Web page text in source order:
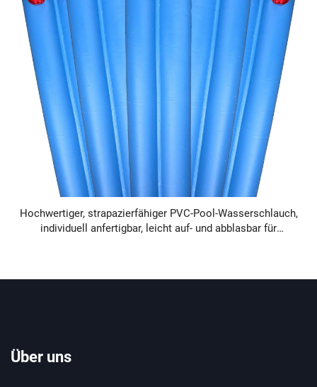
Hochwertiger, strapazierfähiger PVC-Pool-Wasserschlauch,
individuell anfertigbar, leicht auf- und abblasbar für
Über uns